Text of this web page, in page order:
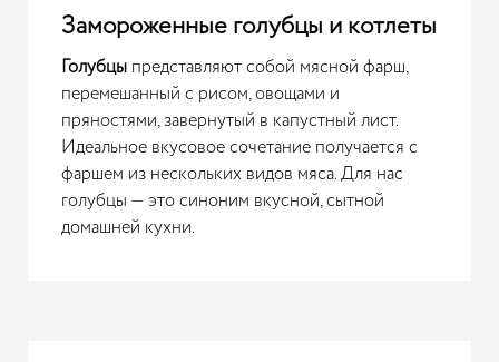
Замороженные голубцы и котлеты
Голубцы представляют собой мясной фарш,
перемешанный с рисом, овощами и
пряностями, завернутый в капустный лист.
Идеальное вкусовое сочетание получается с
фаршем из нескольких видов мяса. Для нас
голубцы — это синоним вкусной, сытной
домашней кухни.